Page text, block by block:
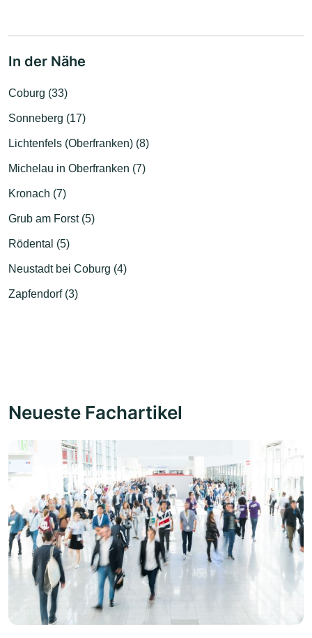
In der Nähe
Coburg (33)
Sonneberg (17)
Lichtenfels (Oberfranken) (8)
Michelau in Oberfranken (7)
Kronach (7)
Grub am Forst (5)
Rödental (5)
Neustadt bei Coburg (4)
Zapfendorf (3)
Neueste Fachartikel